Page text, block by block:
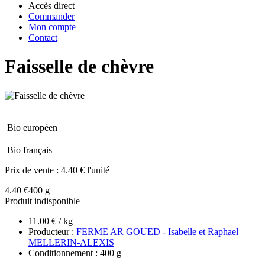
Accès direct
Commander
Mon compte
Contact
Faisselle de chèvre
Bio européen
Bio français
Prix de vente : 4.40 € l'unité
4.40 €400 g
Produit indisponible
11.00 € / kg
Producteur : FERME AR GOUED - Isabelle et Raphael
MELLERIN-ALEXIS
Conditionnement : 400 g